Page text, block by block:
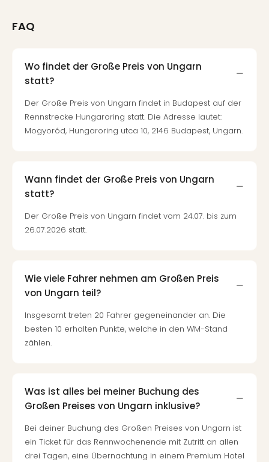
FAQ
Wo findet der Große Preis von Ungarn
statt?
Der Große Preis von Ungarn findet in Budapest auf der
Rennstrecke Hungaroring statt. Die Adresse lautet:
Mogyoród, Hungaroring utca 10, 2146 Budapest, Ungarn.
Wann findet der Große Preis von Ungarn
statt?
Der Große Preis von Ungarn findet vom 24.07. bis zum
26.07.2026 statt.
Wie viele Fahrer nehmen am Großen Preis
von Ungarn teil?
Insgesamt treten 20 Fahrer gegeneinander an. Die
besten 10 erhalten Punkte, welche in den WM-Stand
zählen.
Was ist alles bei meiner Buchung des
Großen Preises von Ungarn inklusive?
Bei deiner Buchung des Großen Preises von Ungarn ist
ein Ticket für das Rennwochenende mit Zutritt an allen
drei Tagen, eine Übernachtung in einem Premium Hotel